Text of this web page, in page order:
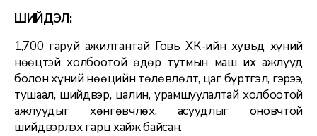
ШИЙДЭЛ:
1,700 гаруй ажилтантай Говь ХК-ийн хувьд хүний
нөөцтэй холбоотой өдөр тутмын маш их ажлууд
болон хүний нөөцийн төлөвлөлт, цаг бүртгэл, гэрээ,
тушаал, шийдвэр, цалин, урамшуулалтай холбоотой
ажлуудыг хөнгөвчлөх, асуудлыг оновчтой
шийдвэрлэх гарц хайж байсан.